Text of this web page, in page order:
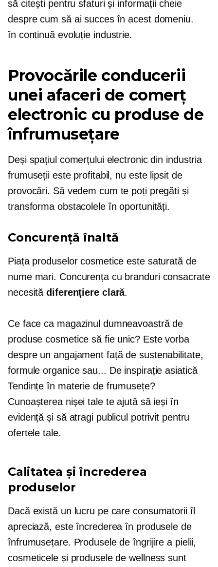
să citești pentru sfaturi și informații cheie
despre cum să ai succes în acest domeniu.
în continuă evoluție industrie.
Provocările conducerii
unei afaceri de comerț
electronic cu produse de
înfrumusețare
Deși spațiul comerțului electronic din industria
frumuseții este profitabil, nu este lipsit de
provocări. Să vedem cum te poți pregăti și
transforma obstacolele în oportunități.
Concurență înaltă
Piața produselor cosmetice este saturată de
nume mari. Concurența cu branduri consacrate
necesitădiferențiere clară.
Ce face ca magazinul dumneavoastră de
produse cosmetice să fie unic? Este vorba
despre un angajament față de sustenabilitate,
formule organice sau... De inspirație asiatică
Tendințe în materie de frumusețe?
Cunoașterea nișei tale te ajută să ieși în
evidență și să atragi publicul potrivit pentru
ofertele tale.
Calitatea și încrederea
produselor
Dacă există un lucru pe care consumatorii îl
apreciază, este încrederea în produsele de
înfrumusețare. Produsele de îngrijire a pielii,
cosmeticele și produsele de wellness sunt